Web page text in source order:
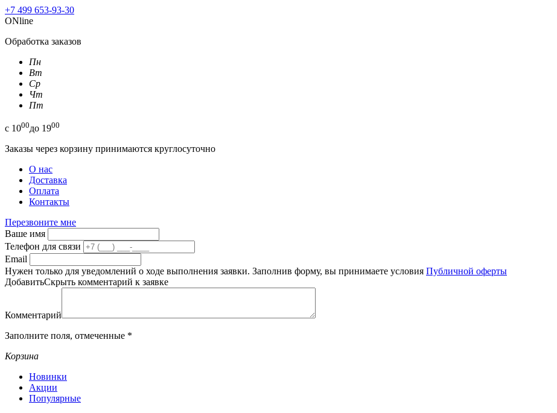
+7 499 653-93-30
ONline
Обработка заказов
Пн
Вт
Ср
Чт
Пт
с 1000до 1900
Заказы через корзину принимаются круглосуточно
О нас
Доставка
Оплата
Контакты
Перезвоните мне
Ваше имя
Телефон для связи
Email
Нужен только для уведомлений о ходе выполнения заявки. Заполнив форму, вы принимаете условия Публичной оферты
ДобавитьСкрыть комментарий к заявке
Комментарий
Заполните поля, отмеченные *
Корзина
Новинки
Акции
Популярные